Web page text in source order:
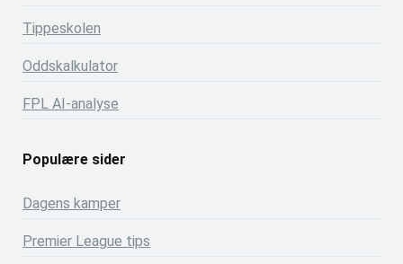
Tippeskolen
Oddskalkulator
FPL AI-analyse
Populære sider
Dagens kamper
Premier League tips